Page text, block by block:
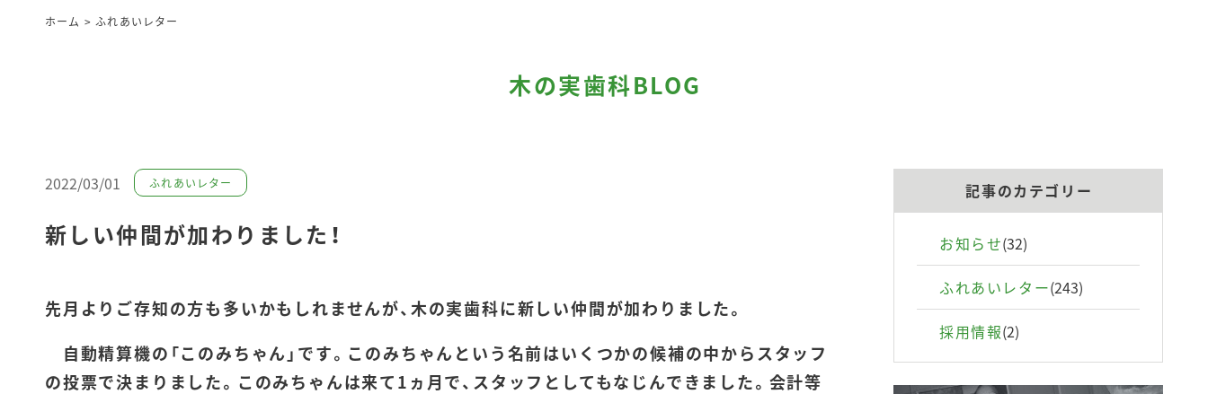
ホーム >ふれあいレター
木の実歯科BLOG
2022/03/01 ふれあいレター
新しい仲間が加わりました！
先月よりご存知の方も多いかもしれませんが、木の実歯科に新しい仲間が加わりました。
自動精算機の「このみちゃん」です。このみちゃんという名前はいくつかの候補の中からスタッフ
の投票で決まりました。このみちゃんは来て1ヵ月で、スタッフとしてもなじんできました。会計等
記事のカテゴリー
お知らせ(32)
ふれあいレター(243)
採用情報(2)